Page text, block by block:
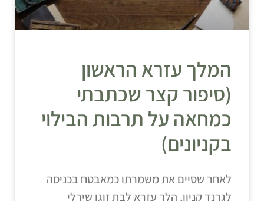
המלך עזרא הראשון
(סיפור קצר שכתבתי
כמחאה על תרבות הבילוי
בקניונים)
לאחר שסיים את משמרתו כמאבטח בכניסה
לגרנד קניון, הלך עזרא לבת זוגו שירלי